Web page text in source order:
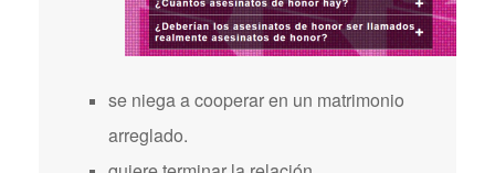
se niega a cooperar en un matrimonio
arreglado.